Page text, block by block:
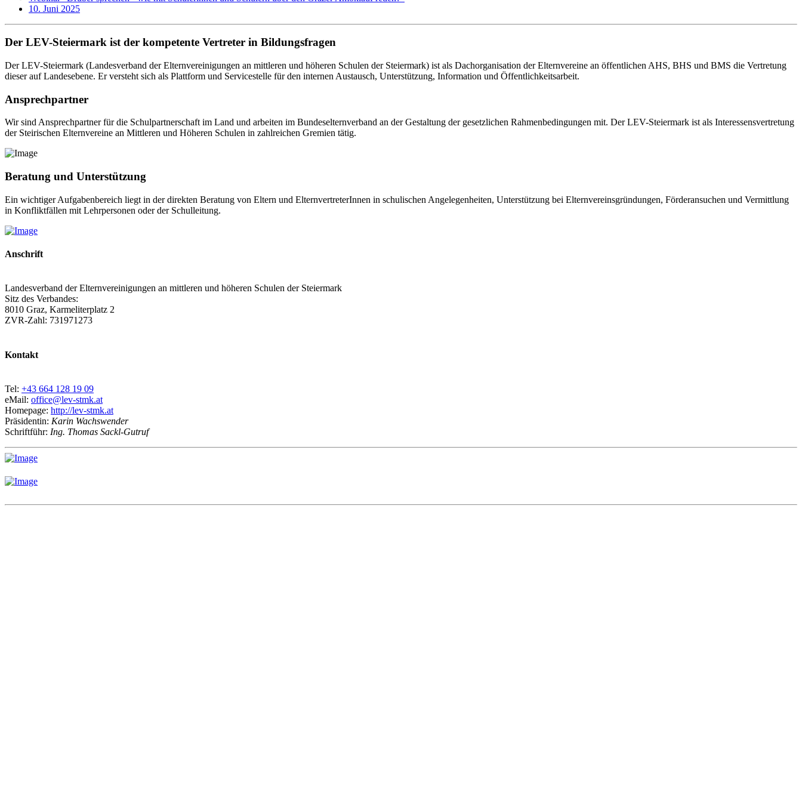
10. Juni 2025
Der LEV-Steiermark ist der kompetente Vertreter in Bildungsfragen
Der LEV-Steiermark (Landesverband der Elternvereinigungen an mittleren und höheren Schulen der Steiermark) ist als Dachorganisation der Elternvereine an öffentlichen AHS, BHS und BMS die Vertretung
dieser auf Landesebene. Er versteht sich als Plattform und Servicestelle für den internen Austausch, Unterstützung, Information und Öffentlichkeitsarbeit.
Ansprechpartner
Wir sind Ansprechpartner für die Schulpartnerschaft im Land und arbeiten im Bundeselternverband an der Gestaltung der gesetzlichen Rahmenbedingungen mit. Der LEV-Steiermark ist als Interessensvertretung
der Steirischen Elternvereine an Mittleren und Höheren Schulen in zahlreichen Gremien tätig.
Beratung und Unterstützung
Ein wichtiger Aufgabenbereich liegt in der direkten Beratung von Eltern und ElternvertreterInnen in schulischen Angelegenheiten, Unterstützung bei Elternvereinsgründungen, Förderansuchen und Vermittlung
in Konfliktfällen mit Lehrpersonen oder der Schulleitung.
Anschrift
Landesverband der Elternvereinigungen an mittleren und höheren Schulen der Steiermark
Sitz des Verbandes:
8010 Graz, Karmeliterplatz 2
ZVR-Zahl: 731971273
Kontakt
Tel: +43 664 128 19 09
eMail: office@lev-stmk.at
Homepage: http://lev-stmk.at
Präsidentin: Karin Wachswender
Schriftführ: Ing. Thomas Sackl-Gutruf